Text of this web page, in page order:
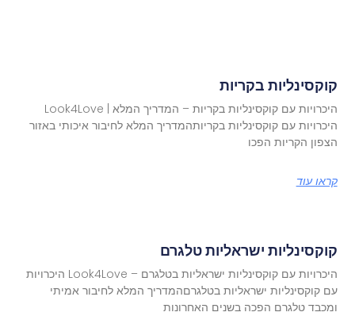
קוקסינליות בקריות
היכרויות עם קוקסינליות בקריות – המדריך המלא | Look4Love
היכרויות עם קוקסינליות בקריותהמדריך המלא לחיבור איכותי באזור
הצפון הקריות הפכו
קראו עוד
קוקסינליות ישראליות טלגרם
היכרויות עם קוקסינליות ישראליות בטלגרם – Look4Love היכרויות
עם קוקסינליות ישראליות בטלגרםהמדריך המלא לחיבור אמיתי
ומכבד טלגרם הפכה בשנים האחרונות